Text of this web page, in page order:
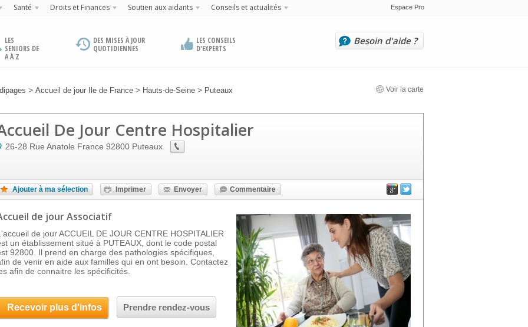
Santé Droits et Finances Soutien aux aidants Conseils et actualités Espace Pro
LES
SENIORS DE
A À Z
DES MISES À JOUR
QUOTIDIENNES
LES CONSEILS
D'EXPERTS
Besoin d'aide ?
> Accueil de jour Ile de France > Hauts-de-Seine > Puteaux Voir la carte
De Jour Centre Hospitalier
26-28 Rue Anatole France 92800 Puteaux
Ajouter à ma sélection Imprimer Envoyer Commentaire
de jour Associatif
de jour ACCUEIL DE JOUR CENTRE HOSPITALIER
un établissement situé à PUTEAUX, dont le code postal
92800. Il prend en charge des pathologies spécifiques,
de venir en aide aux familles qui en ont besoin. Contactez
afin de connaitre les spécificités.
Recevoir plus d'infos Prendre rendez-vous